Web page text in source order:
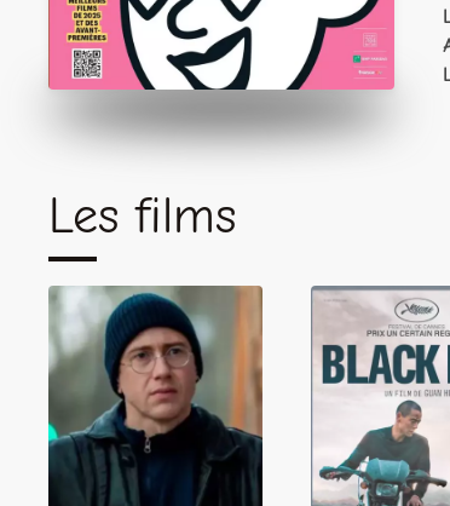
Les films
À pied d'œuvre Black Dog